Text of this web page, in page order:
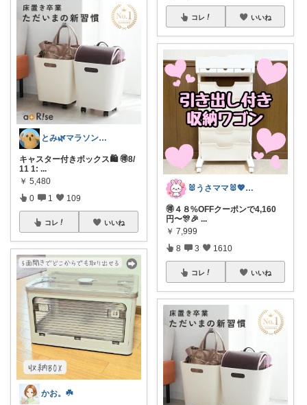
とみ🌿マラソン後半戦🔥
キャスター付きボックス🛍 🉐8/
11 1: ...
￥ 5,480
0 1 109
コレ いいね
かお。☘️
コレ いいね
🐰うさママ🐰💖キッズ・ママの日常✨
🉐４８%OFFクーポンで4,160
円〜🎊🎉 ...
￥ 7,999
8 3 1610
コレ いいね